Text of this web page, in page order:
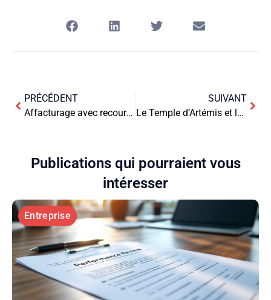
PRÉCÉDENT
Affacturage avec recours ou sans recours : quel choix pour votre entreprise ?
SUIVANT
Le Temple d’Artémis et la Fidélisation Client : Ériger un Sanctuaire pour les Dévoués
Publications qui pourraient vous
intéresser
Entreprise